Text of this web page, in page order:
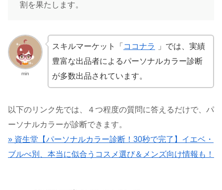
割を果たします。
min
スキルマーケット「 ココナラ
」では、実績
豊富な出品者によるパーソナルカラー診断
が多数出品されています。
以下のリンク先では、４つ程度の質問に答えるだけで、パ
ーソナルカラーが診断できます。
» 資生堂【パーソナルカラー診断！30秒で完了】イエベ・
ブルべ別、本当に似合うコスメ選び＆メンズ向け情報も！